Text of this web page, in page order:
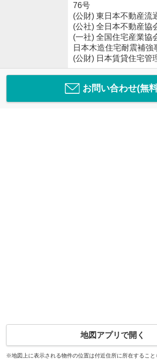
76号
(公財) 東日本不動産流
(公社) 全日本不動産協
(一社) 全国住宅産業協
日本木造住宅耐震補強
(公財) 日本賃貸住宅管
お問い合わせ(無
地図アプリで開く
※地図上に表示される物件の位置は付近住所に所在するこ